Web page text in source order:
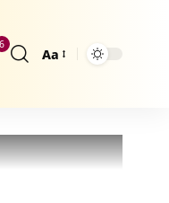
6
Größenänderung
Aa